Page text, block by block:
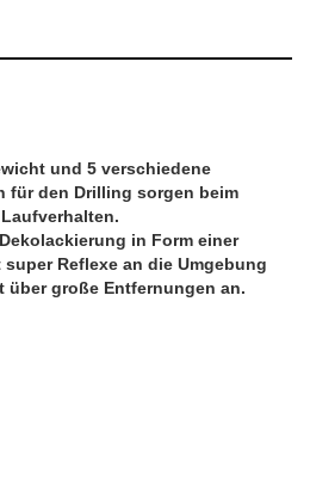
und 5 verschiedene
für den Drilling sorgen beim
in Form einer
Reflexe an die Umgebung
große Entfernungen an.